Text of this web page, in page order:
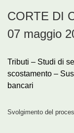
CORTE DI
07 maggio
Tributi – Studi di
scostamento –
bancari
Svolgimento del